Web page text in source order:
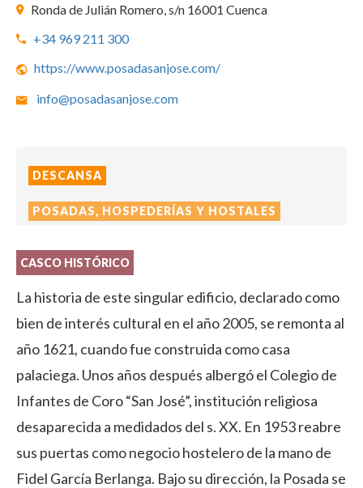
Ronda de Julián Romero, s/n 16001 Cuenca
+34 969 211 300
https://www.posadasanjose.com/
info@posadasanjose.com
DESCANSA
POSADAS, HOSPEDERÍAS Y HOSTALES
CASCO HISTÓRICO
La historia de este singular edificio, declarado como
bien de interés cultural en el año 2005, se remonta al
año 1621, cuando fue construida como casa
palaciega. Unos años después albergó el Colegio de
Infantes de Coro “San José”, institución religiosa
desaparecida a medidados del s. XX. En 1953 reabre
sus puertas como negocio hostelero de la mano de
Fidel García Berlanga. Bajo su dirección, la Posada se